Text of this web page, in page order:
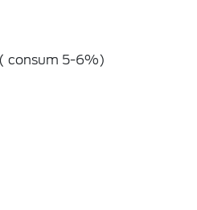
consum 5-6%)